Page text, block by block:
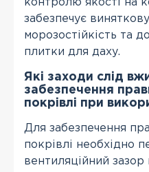
контролю якості на
забезпечує виняткову
морозостійкість та
плитки для даху.
Які заходи слід
забезпечення
покрівлі при
Для забезпечення
покрівлі необхідно
вентиляційний зазор